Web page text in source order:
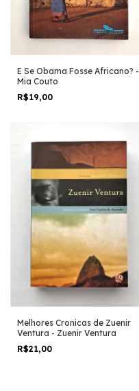
E Se Obama Fosse Africano? -
Mia Couto
R$19,00
Melhores Cronicas de Zuenir
Ventura - Zuenir Ventura
R$21,00